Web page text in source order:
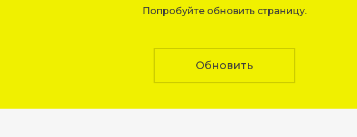
Попробуйте обновить страницу.
Обновить